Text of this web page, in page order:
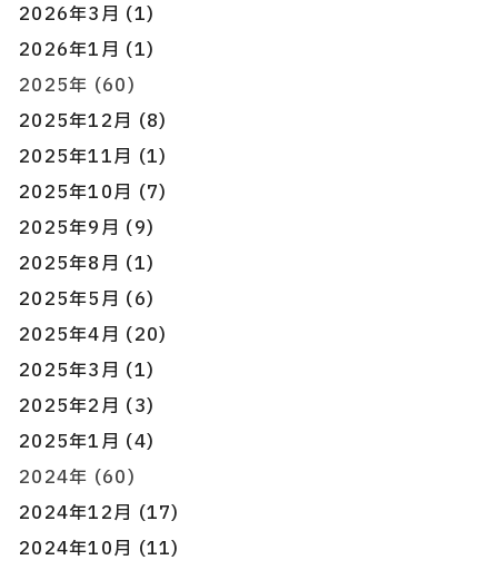
2026年3月 (1)
2026年1月 (1)
2025年 (60)
2025年12月 (8)
2025年11月 (1)
2025年10月 (7)
2025年9月 (9)
2025年8月 (1)
2025年5月 (6)
2025年4月 (20)
2025年3月 (1)
2025年2月 (3)
2025年1月 (4)
2024年 (60)
2024年12月 (17)
2024年10月 (11)